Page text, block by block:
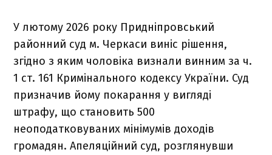
У лютому 2026 року Придніпровський
районний суд м. Черкаси виніс рішення,
згідно з яким чоловіка визнали винним за ч.
1 ст. 161 Кримінального кодексу України. Суд
призначив йому покарання у вигляді
штрафу, що становить 500
неоподатковуваних мінімумів доходів
громадян. Апеляційний суд, розглянувши